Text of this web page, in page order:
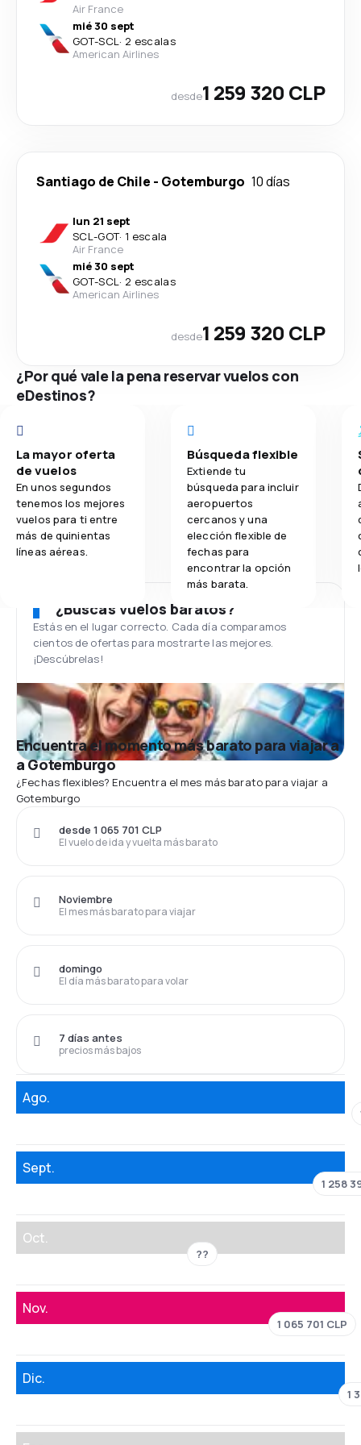
Air France
mié 30 sept
GOT-SCL· 2 escalas
American Airlines
desde1 259 320 CLP
Santiago de Chile - Gotemburgo 10 días
lun 21 sept
SCL-GOT· 1 escala
Air France
mié 30 sept
GOT-SCL· 2 escalas
American Airlines
desde1 259 320 CLP
¿Por qué vale la pena reservar vuelos con
eDestinos?
La mayor oferta
de vuelos
En unos segundos
tenemos los mejores
vuelos para ti entre
más de quinientas
líneas aéreas.
Búsqueda flexible
Extiende tu
búsqueda para incluir
aeropuertos
cercanos y una
elección flexible de
fechas para
encontrar la opción
más barata.
¿Buscas vuelos baratos?
Estás en el lugar correcto. Cada día comparamos
cientos de ofertas para mostrarte las mejores.
¡Descúbrelas!
Encuentra el momento más barato para viajar a
a Gotemburgo
¿Fechas flexibles? Encuentra el mes más barato para viajar a
Gotemburgo
El vuelo de ida y vuelta más barato
desde 1 065 701 CLP
El mes más barato para viajar
Noviembre
El día más barato para volar
domingo
precios más bajos
7 días antes
Ago.
Sept.
1 258
Oct.
??
Nov.
1 065 701 CLP
Dic.
1